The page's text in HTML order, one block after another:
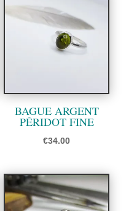
BAGUE ARGENT
PÉRIDOT FINE
€34.00